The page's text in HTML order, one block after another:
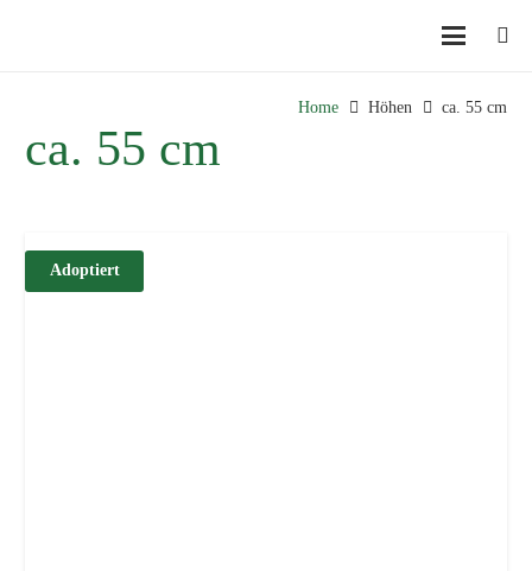
Home Höhen ca. 55 cm
ca. 55 cm
Adoptiert